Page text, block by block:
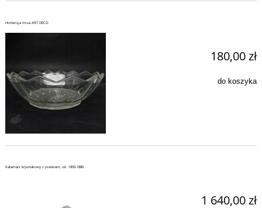
Hortensja misa ART DECO
180,00 zł
do koszyka
Kałamarz kryształowy z pieskiem, ok. 1850-1880
1 640,00 zł